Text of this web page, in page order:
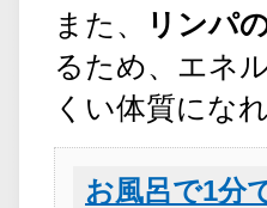
また、
リンパ
るため、エネ
くい体質にな
お風呂で1分